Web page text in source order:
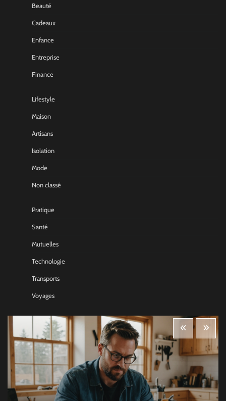
Beauté
Cadeaux
Enfance
Entreprise
Finance
Lifestyle
Maison
Artisans
Isolation
Mode
Non classé
Pratique
Santé
Mutuelles
Technologie
Transports
Voyages